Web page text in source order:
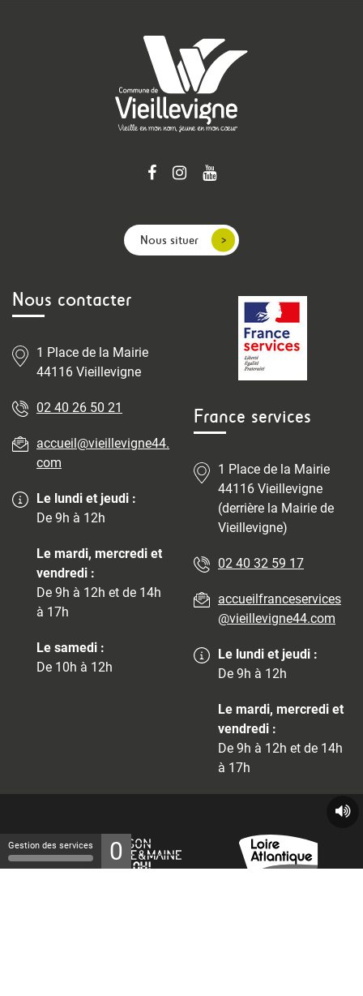
Nous situer
Nous contacter
1 Place de la Mairie
44116 Vieillevigne
02 40 26 50 21
accueil@vieillevigne44.
com
Le lundi et jeudi :
De 9h à 12h
Le mardi, mercredi et
vendredi :
De 9h à 12h et de 14h
à 17h
Le samedi :
De 10h à 12h
France services
1 Place de la Mairie
44116 Vieillevigne
(derrière la Mairie de
Vieillevigne)
02 40 32 59 17
accueilfranceservices
@vieillevigne44.com
Le lundi et jeudi :
De 9h à 12h
Le mardi, mercredi et
vendredi :
De 9h à 12h et de 14h
à 17h
Gestion des services 0